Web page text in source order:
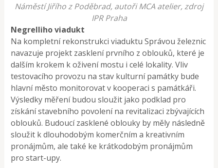
Náměstí Jiřího z Poděbrad, autoři MCA atelier, zdroj
IPR Praha
Negrelliho viadukt
Na kompletní rekonstrukci viaduktu Správou železnic
navazuje projekt zasklení prvního z oblouků, které je
dalším krokem k oživení mostu i celé lokality. Vliv
testovacího provozu na stav kulturní památky bude
hlavní město monitorovat v kooperaci s památkáři.
Výsledky měření budou sloužit jako podklad pro
získání stavebního povolení na revitalizaci zbývajících
oblouků. Budoucí zasklené oblouky by měly následně
sloužit k dlouhodobým komerčním a kreativním
pronájmům, ale také ke krátkodobým pronájmům
pro start-upy.